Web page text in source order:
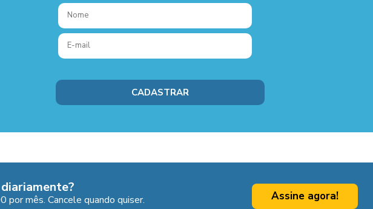
por mês. Cancele quando quiser. Assine agora!